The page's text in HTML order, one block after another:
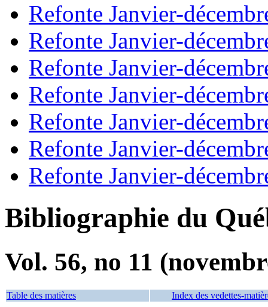
Refonte Janvier-
Refonte Janvier-
Refonte Janvier-
Refonte Janvier-
Refonte Janvier-
Refonte Janvier-
Refonte Janvier-
Bibliographie du
Vol. 56, no 11
Table des matières Index des vedettes-